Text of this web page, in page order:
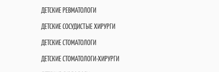
ДЕТСКИЕ РЕВМАТОЛОГИ
ДЕТСКИЕ СОСУДИСТЫЕ ХИРУРГИ
ДЕТСКИЕ СТОМАТОЛОГИ
ДЕТСКИЕ СТОМАТОЛОГИ-ХИРУРГИ